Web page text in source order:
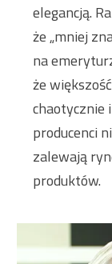
elegancją.
że „mniej
na
że
chaotycznie
producenci
zalewają
produktów.